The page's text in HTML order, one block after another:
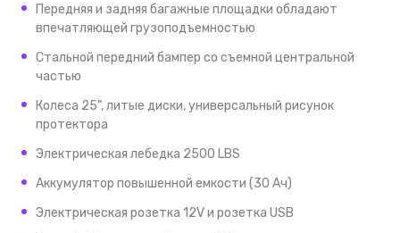
Передняя и задняя багажные площадки обладают
впечатляющей грузоподъемностью
Стальной передний бампер со съемной центральной
частью
Колеса 25”, литые диски, универсальный рисунок
протектора
Электрическая лебедка 2500 LBS
Аккумулятор повышенной емкости (30 Ач)
Электрическая розетка 12V и розетка USB